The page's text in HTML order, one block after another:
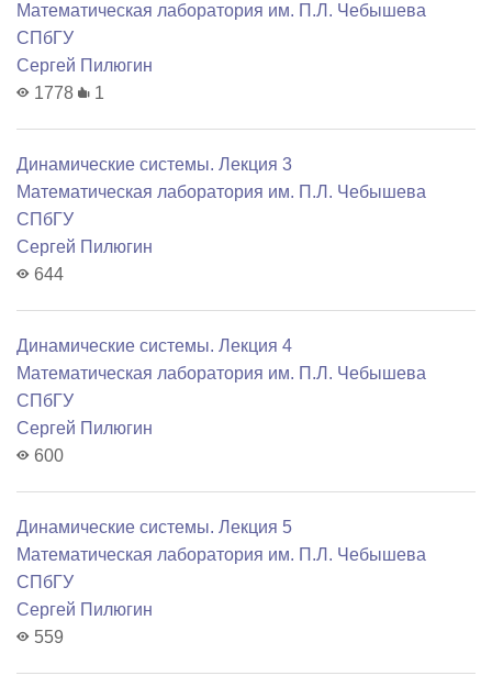
Математичеcкая лаборатория им. П.Л. Чебышева
СПбГУ
Сергей Пилюгин
1778
1
Динамические системы. Лекция 3
Математичеcкая лаборатория им. П.Л. Чебышева
СПбГУ
Сергей Пилюгин
644
Динамические системы. Лекция 4
Математичеcкая лаборатория им. П.Л. Чебышева
СПбГУ
Сергей Пилюгин
600
Динамические системы. Лекция 5
Математичеcкая лаборатория им. П.Л. Чебышева
СПбГУ
Сергей Пилюгин
559